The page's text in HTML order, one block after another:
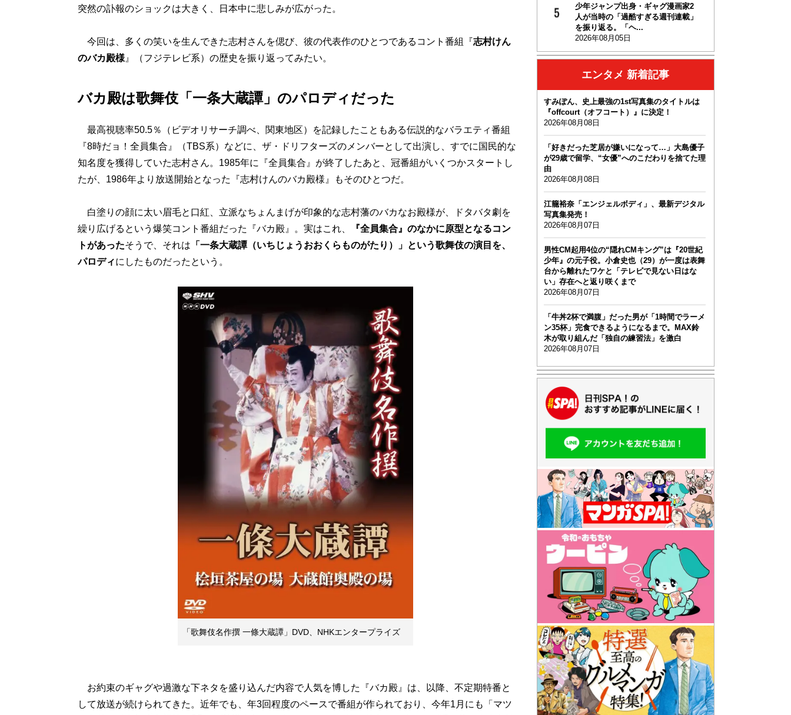
突然の訃報のショックは大きく、日本中に悲しみが広がった。
今回は、多くの笑いを生んできた志村さんを偲び、彼の代表作のひとつであるコント番組『志村けん
のバカ殿様』（フジテレビ系）の歴史を振り返ってみたい。
バカ殿は歌舞伎「一条大蔵譚」のパロディだった
最高視聴率50.5％（ビデオリサーチ調べ、関東地区）を記録したこともある伝説的なバラエティ番組
『8時だョ！全員集合』（TBS系）などに、ザ・ドリフターズのメンバーとして出演し、すでに国民的な
知名度を獲得していた志村さん。1985年に『全員集合』が終了したあと、冠番組がいくつかスタートし
たが、1986年より放送開始となった『志村けんのバカ殿様』もそのひとつだ。
白塗りの顔に太い眉毛と口紅、立派なちょんまげが印象的な志村藩のバカなお殿様が、ドタバタ劇を
繰り広げるという爆笑コント番組だった『バカ殿』。実はこれ、
『全員集合』のなかに原型となるコン
トがあったそうで、それは 「一条大蔵譚（いちじょうおおくらものがたり）」という歌舞伎の演目を、
パロディにしたものだったという。
「歌舞伎名作撰 一條大蔵譚」DVD、NHKエンタープライズ
お約束のギャグや過激な下ネタを盛り込んだ内容で人気を博した『バカ殿』は、以降、不定期特番と
して放送が続けられてきた。近年でも、年3回程度のペースで番組が作られており、今年1月にも「マツ
少年ジャンプ出身・ギャグ漫画家2
人が当時の「過酷すぎる週刊連載」
を振り返る。「ヘ...
2026年08月05日
エンタメ 新着記事
すみぽん、史上最強の1st写真集のタイトルは
『offcourt（オフコート）』に決定！
2026年08月08日
「好きだった芝居が嫌いになって…」大島優子
が29歳で留学、“女優”へのこだわりを捨てた理
由
2026年08月08日
江籠裕奈「エンジェルボディ」、最新デジタル
写真集発売！
2026年08月07日
男性CM起用4位の“隠れCMキング”は『20世紀
少年』の元子役。小倉史也（29）が一度は表舞
台から離れたワケと「テレビで見ない日はな
い」存在へと返り咲くまで
2026年08月07日
「牛丼2杯で満腹」だった男が「1時間でラーメ
ン35杯」完食できるようになるまで。MAX鈴
木が取り組んだ「独自の練習法」を激白
2026年08月07日